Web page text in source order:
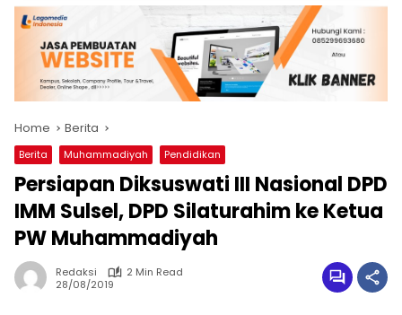
Home Berita
Berita Muhammadiyah Pendidikan
Persiapan Diksuswati III Nasional DPD
IMM Sulsel, DPD Silaturahim ke Ketua
PW Muhammadiyah​
Redaksi
2 Min Read
28/08/2019